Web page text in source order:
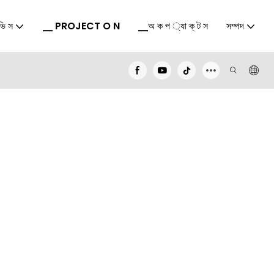
স ▁ PROJECT O N ▁অ ক প ্যা ক্ ট স সম্পদ